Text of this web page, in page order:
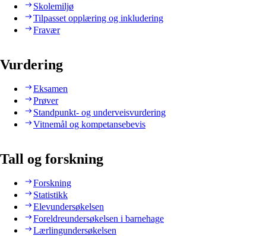
Skolemiljø
Tilpasset opplæring og inkludering
Fravær
Vurdering
Eksamen
Prøver
Standpunkt- og underveisvurdering
Vitnemål og kompetansebevis
Tall og forskning
Forskning
Statistikk
Elevundersøkelsen
Foreldreundersøkelsen i barnehage
Lærlingundersøkelsen